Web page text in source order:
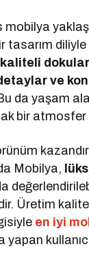
tasarım
kaliteli
ve
da yaşam
bir atmosfer
Mobilya,
Üretim
en iyi
yapan